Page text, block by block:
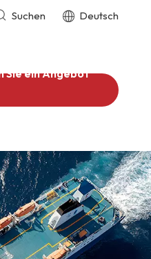
Suchen Deutsch
Sie ein Angebot